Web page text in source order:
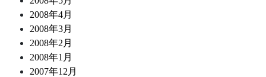
2008年4月
2008年3月
2008年2月
2008年1月
2007年12月